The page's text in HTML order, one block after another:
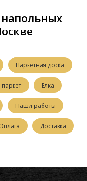
Паркетная доска
Елка
Наши работы
Оплата Доставка